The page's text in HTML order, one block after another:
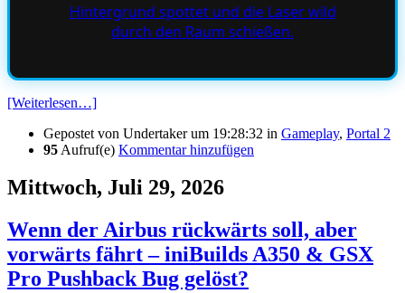
[Weiterlesen…]
Gepostet von Undertakerum 19:28:32 in Gameplay, Portal 2
95 Aufruf(e) Kommentar hinzufügen
Mittwoch, Juli 29, 2026
Wenn der Airbus rückwärts soll, aber
vorwärts fährt – iniBuilds A350 & GSX
Pro Pushback Bug gelöst?